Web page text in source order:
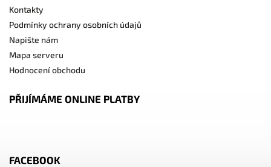
Kontakty
Podmínky ochrany osobních údajů
Napište nám
Mapa serveru
Hodnocení obchodu
PŘIJÍMÁME ONLINE PLATBY
FACEBOOK